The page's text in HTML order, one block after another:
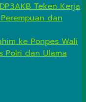
Teken Kerja
dan
ke Ponpes Wali
Polri dan Ulama